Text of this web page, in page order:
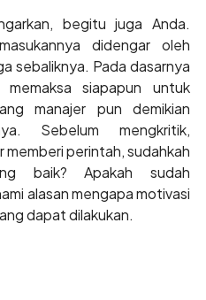
begitu juga Anda.
didengar oleh
sebaliknya. Pada dasarnya
siapapun untuk
manajer pun demikian
Sebelum mengkritik,
memberi perintah, sudahkah
baik? Apakah sudah
alasan mengapa motivasi
dapat dilakukan.